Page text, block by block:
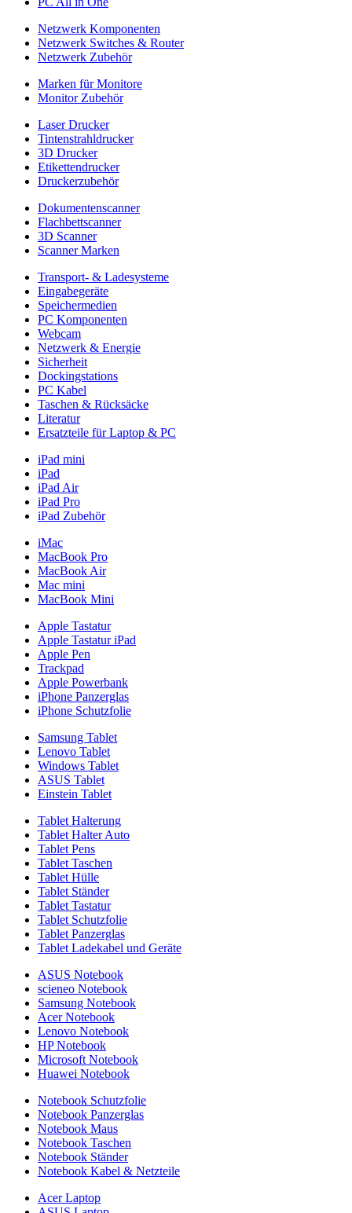
Netzwerk Komponenten
Netzwerk Switches & Router
Netzwerk Zubehör
Marken für Monitore
Monitor Zubehör
Laser Drucker
Tintenstrahldrucker
3D Drucker
Etikettendrucker
Druckerzubehör
Dokumentenscanner
Flachbettscanner
3D Scanner
Scanner Marken
Transport- & Ladesysteme
Eingabegeräte
Speichermedien
PC Komponenten
Webcam
Netzwerk & Energie
Sicherheit
Dockingstations
PC Kabel
Taschen & Rücksäcke
Literatur
Ersatzteile für Laptop & PC
iPad mini
iPad
iPad Air
iPad Pro
iPad Zubehör
iMac
MacBook Pro
MacBook Air
Mac mini
MacBook Mini
Apple Tastatur
Apple Tastatur iPad
Apple Pen
Trackpad
Apple Powerbank
iPhone Panzerglas
iPhone Schutzfolie
Samsung Tablet
Lenovo Tablet
Windows Tablet
ASUS Tablet
Einstein Tablet
Tablet Halterung
Tablet Halter Auto
Tablet Pens
Tablet Taschen
Tablet Hülle
Tablet Ständer
Tablet Tastatur
Tablet Schutzfolie
Tablet Panzerglas
Tablet Ladekabel und Geräte
ASUS Notebook
scieneo Notebook
Samsung Notebook
Acer Notebook
Lenovo Notebook
HP Notebook
Microsoft Notebook
Huawei Notebook
Notebook Schutzfolie
Notebook Panzerglas
Notebook Maus
Notebook Taschen
Notebook Ständer
Notebook Kabel & Netzteile
Acer Laptop